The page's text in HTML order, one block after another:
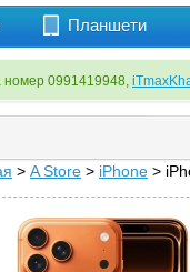
Планшети
номер 0991419948,
> A Store > iPhone >